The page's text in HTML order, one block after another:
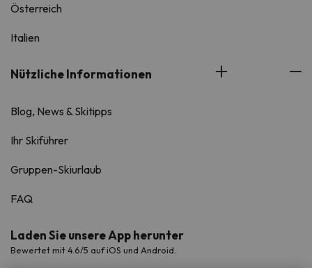
Österreich
Italien
Nützliche Informationen
Blog, News & Skitipps
Ihr Skiführer
Gruppen-Skiurlaub
FAQ
Laden Sie unsere App herunter
Bewertet mit 4.6/5 auf iOS und Android.